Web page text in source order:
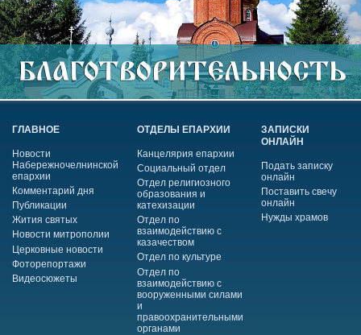
ГЛАВНОЕ
Новости
Набережночелнинской
епархии
Комментарий дня
Публикации
Жития святых
Новости митрополии
Церковные новости
Фоторепортажи
Видеосюжеты
ОТДЕЛЫ ЕПАРХИИ
Канцелярия епархии
Социальный отдел
Отдел религиозного
образования и
катехизации
Отдел по
взаимодействию с
казачеством
Отдел по культуре
Отдел по
взаимодействию с
вооруженными силами
и
правоохранительными
органами
ЗАПИСКИ
ОНЛАЙН
Подать записку
онлайн
Поставить свечу
онлайн
Нужды храмов